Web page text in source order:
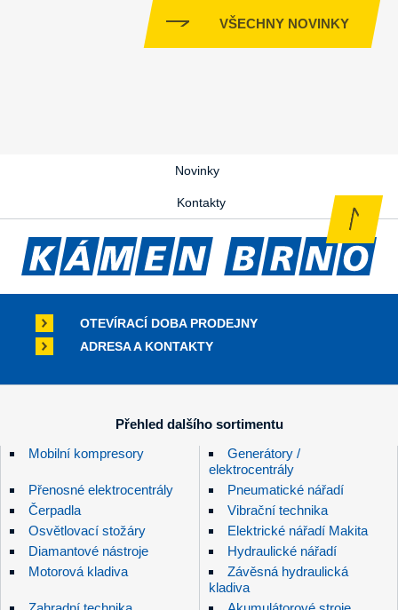
VŠECHNY NOVINKY
Novinky
Kontakty
OTEVÍRACÍ DOBA PRODEJNY
ADRESA A KONTAKTY
Přehled dalšího sortimentu
Mobilní kompresory
Generátory /
elektrocentrály
Přenosné elektrocentrály
Pneumatické nářadí
Čerpadla
Vibrační technika
Osvětlovací stožáry
Elektrické nářadí Makita
Diamantové nástroje
Hydraulické nářadí
Motorová kladiva
Závěsná hydraulická
kladiva